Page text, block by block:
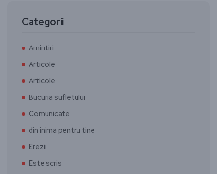
Categorii
Amintiri
Articole
Articole
Bucuria sufletului
Comunicate
din inima pentru tine
Erezii
Este scris